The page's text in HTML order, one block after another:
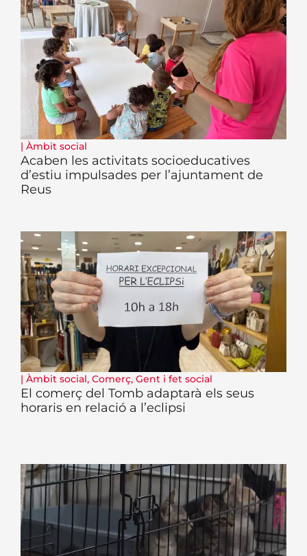
| Àmbit social
Acaben les activitats socioeducatives
d’estiu impulsades per l’ajuntament de
Reus
| Àmbit social, Comerç, Gent i fet social
El comerç del Tomb adaptarà els seus
horaris en relació a l’eclipsi